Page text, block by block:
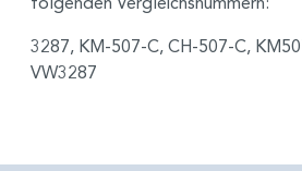
3287, KM-507-C, CH-507-C,
VW3287